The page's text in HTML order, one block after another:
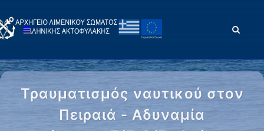
Τραυματισμός ναυτικού στον
Πειραιά - Αδυναμία